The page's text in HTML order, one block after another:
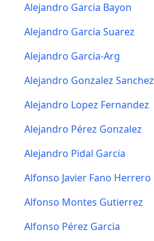
Alejandro Garcia Bayon
Alejandro Garcia Suarez
Alejandro Garcia-Arg
Alejandro Gonzalez Sanchez
Alejandro Lopez Fernandez
Alejandro Pérez Gonzalez
Alejandro Pidal Garcia
Alfonso Javier Fano Herrero
Alfonso Montes Gutierrez
Alfonso Pérez Garcia